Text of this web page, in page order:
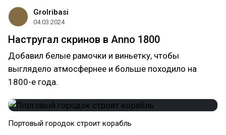
Grolribasi
04.03.2024
Настругал скринов в Anno 1800
Добавил белые рамочки и виньетку, чтобы
выглядело атмосфернее и больше походило на
1800-е года.
Портовый городок строит корабль